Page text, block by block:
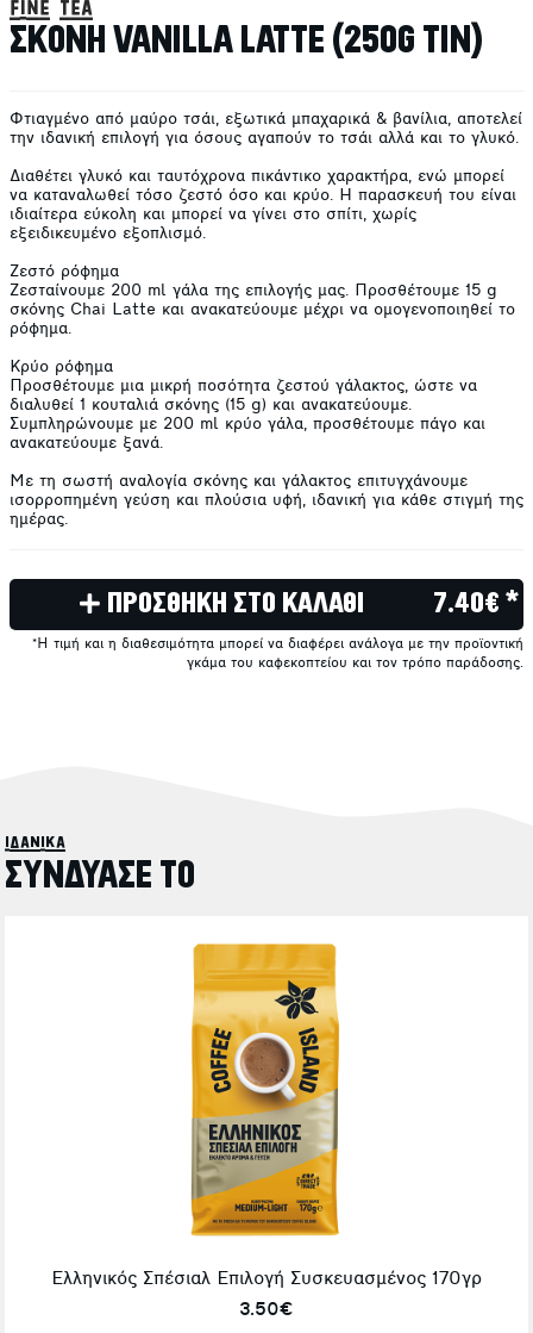
fine tea
ΣΚΟΝΗ VANILLA LATTE (250G TIN)
Φτιαγμένο από μαύρο τσάι, εξωτικά μπαχαρικά & βανίλια, αποτελεί
την ιδανική επιλογή για όσους αγαπούν το τσάι αλλά και το γλυκό.
Διαθέτει γλυκό και ταυτόχρονα πικάντικο χαρακτήρα, ενώ μπορεί
να καταναλωθεί τόσο ζεστό όσο και κρύο. Η παρασκευή του είναι
ιδιαίτερα εύκολη και μπορεί να γίνει στο σπίτι, χωρίς
εξειδικευμένο εξοπλισμό.
Ζεστό ρόφημα
Ζεσταίνουμε 200 ml γάλα της επιλογής μας. Προσθέτουμε 15 g
σκόνης Chai Latte και ανακατεύουμε μέχρι να ομογενοποιηθεί το
ρόφημα.
Κρύο ρόφημα
Προσθέτουμε μια μικρή ποσότητα ζεστού γάλακτος, ώστε να
διαλυθεί 1 κουταλιά σκόνης (15 g) και ανακατεύουμε.
Συμπληρώνουμε με 200 ml κρύο γάλα, προσθέτουμε πάγο και
ανακατεύουμε ξανά.
Με τη σωστή αναλoγία σκόνης και γάλακτος επιτυγχάνουμε
ισορροπημένη γεύση και πλούσια υφή, ιδανική για κάθε στιγμή της
ημέρας.
ΠΡΟΣΘΗΚΗ ΣΤΟ ΚΑΛΑΘΙ 7.40€ *
*Η τιμή και η διαθεσιμότητα μπορεί να διαφέρει ανάλογα με την προϊοντική
γκάμα του καφεκοπτείου και τον τρόπο παράδοσης.
ιδανικά
ΣΥΝΔΥΑΣΕ ΤΟ
Ελληνικός Σπέσιαλ Επιλογή Συσκευασμένος 170γρ
3.50€